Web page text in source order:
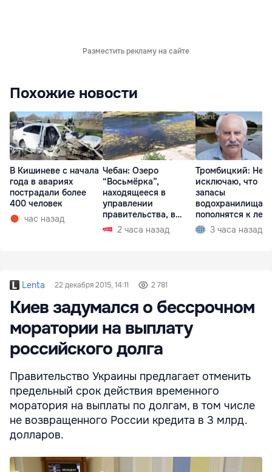
Разместить рекламу на сайте
Похожие новости
В Кишиневе с начала
года в авариях
пострадали более
400 человек
час назад
Чебан: Озеро
“Восьмёрка”,
находящееся в
управлении
правительства, в
запустении
2 часа назад
Тромбицкий: Не
исключаю, что
запасы
водохранилища
пополнятся к лету
2027 года
3 часа назад
Lenta 22 декабря 2015, 14:11 2 781
Киев задумался о бессрочном
моратории на выплату
российского долга
Правительство Украины предлагает отменить
предельный срок действия временного
моратория на выплаты по долгам, в том числе
не возвращенного России кредита в 3 млрд.
долларов.